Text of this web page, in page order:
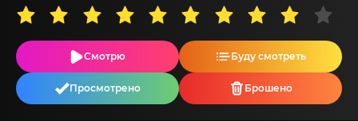
Смотрю Буду смотреть
Просмотрено Брошено